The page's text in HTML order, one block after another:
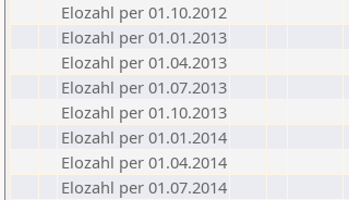
Elozahl per 01.10.2012
Elozahl per 01.01.2013
Elozahl per 01.04.2013
Elozahl per 01.07.2013
Elozahl per 01.10.2013
Elozahl per 01.01.2014
Elozahl per 01.04.2014
Elozahl per 01.07.2014